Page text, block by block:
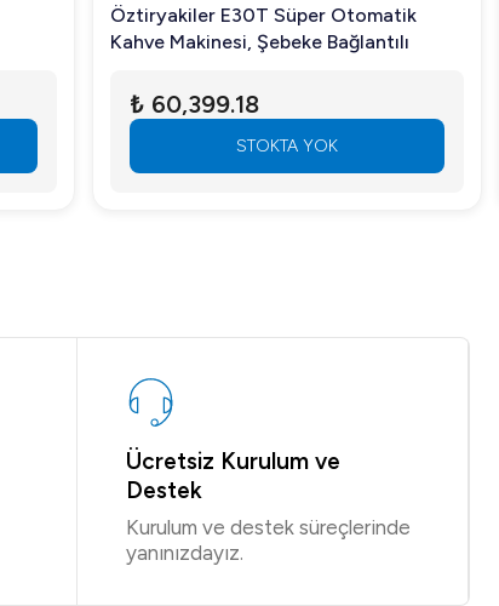
Öztiryakiler E30T Süper Otomatik
Kahve Makinesi, Şebeke Bağlantılı
₺ 60,399.18
STOKTA YOK
Ücretsiz Kurulum ve
Destek
Kurulum ve destek süreçlerinde
yanınızdayız.